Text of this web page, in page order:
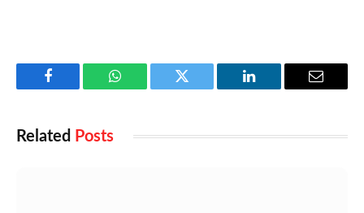
Facebook WhatsApp Twitter LinkedIn Email
Related Posts